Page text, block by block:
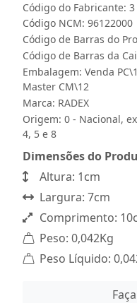
Código do Fabricante: 3
Código NCM: 96122000
Código de Barras do
Código de Barras da
Embalagem: Venda PC\1
Master CM\12
Marca: RADEX
Origem: 0 - Nacional,
4, 5 e 8
Dimensões do
Altura: 1cm
Largura: 7cm
Comprimento:
Peso: 0,042Kg
Peso Líquido: